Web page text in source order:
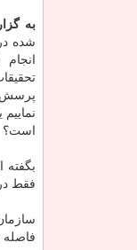
به
پرسش
است؟
بگفته
فقط
فاصله